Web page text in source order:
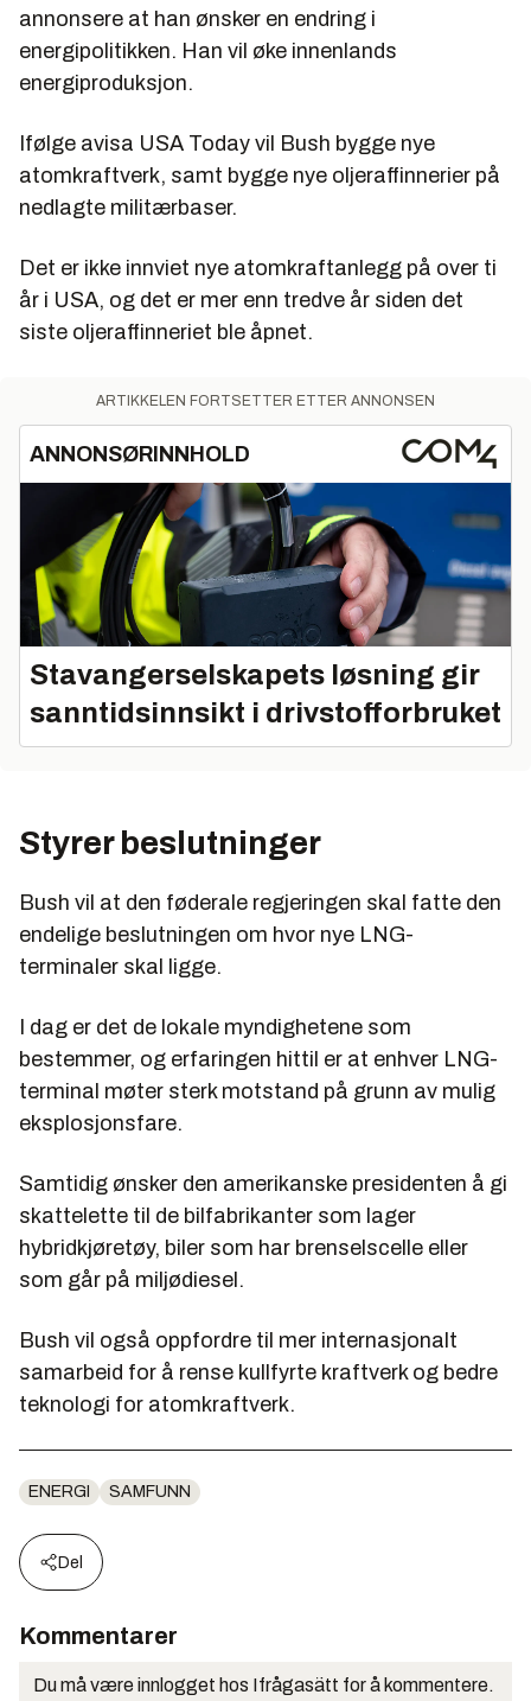
annonsere at han ønsker en endring i
energipolitikken. Han vil øke innenlands
energiproduksjon.
Ifølge avisa USA Today vil Bush bygge nye
atomkraftverk, samt bygge nye oljeraffinnerier på
nedlagte militærbaser.
Det er ikke innviet nye atomkraftanlegg på over ti
år i USA, og det er mer enn tredve år siden det
siste oljeraffinneriet ble åpnet.
ARTIKKELEN FORTSETTER ETTER ANNONSEN
ANNONSØRINNHOLD
Stavangerselskapets løsning gir
sanntidsinnsikt i drivstofforbruket
Styrer beslutninger
Bush vil at den føderale regjeringen skal fatte den
endelige beslutningen om hvor nye LNG-
terminaler skal ligge.
I dag er det de lokale myndighetene som
bestemmer, og erfaringen hittil er at enhver LNG-
terminal møter sterk motstand på grunn av mulig
eksplosjonsfare.
Samtidig ønsker den amerikanske presidenten å gi
skattelette til de bilfabrikanter som lager
hybridkjøretøy, biler som har brenselscelle eller
som går på miljødiesel.
Bush vil også oppfordre til mer internasjonalt
samarbeid for å rense kullfyrte kraftverk og bedre
teknologi for atomkraftverk.
ENERGI SAMFUNN
Del
Kommentarer
Du må være innlogget hos Ifrågasätt for å kommentere.